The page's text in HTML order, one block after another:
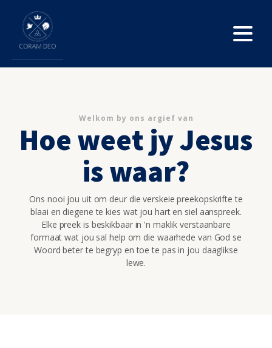
Welkom by ons argief van
Hoe weet jy Jesus
is waar?
Ons nooi jou uit om deur die verskeie preekopskrifte te
blaai en diegene te kies wat jou hart en siel aanspreek.
Elke preek is beskikbaar in 'n maklik verstaanbare
formaat wat jou sal help om die waarhede van God se
Woord beter te begryp en toe te pas in jou daaglikse
lewe.